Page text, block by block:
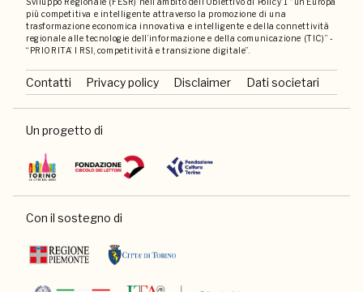
più competitiva e intelligente attraverso la promozione di una
trasformazione economica innovativa e intelligente e della connettività
regionale alle tecnologie dell’informazione e della comunicazione (TIC)” -
“PRIORITA’ I RSI, competitività e transizione digitale”.
Contatti Privacy policy Disclaimer Dati societari
Un progetto di
Con il sostegno di